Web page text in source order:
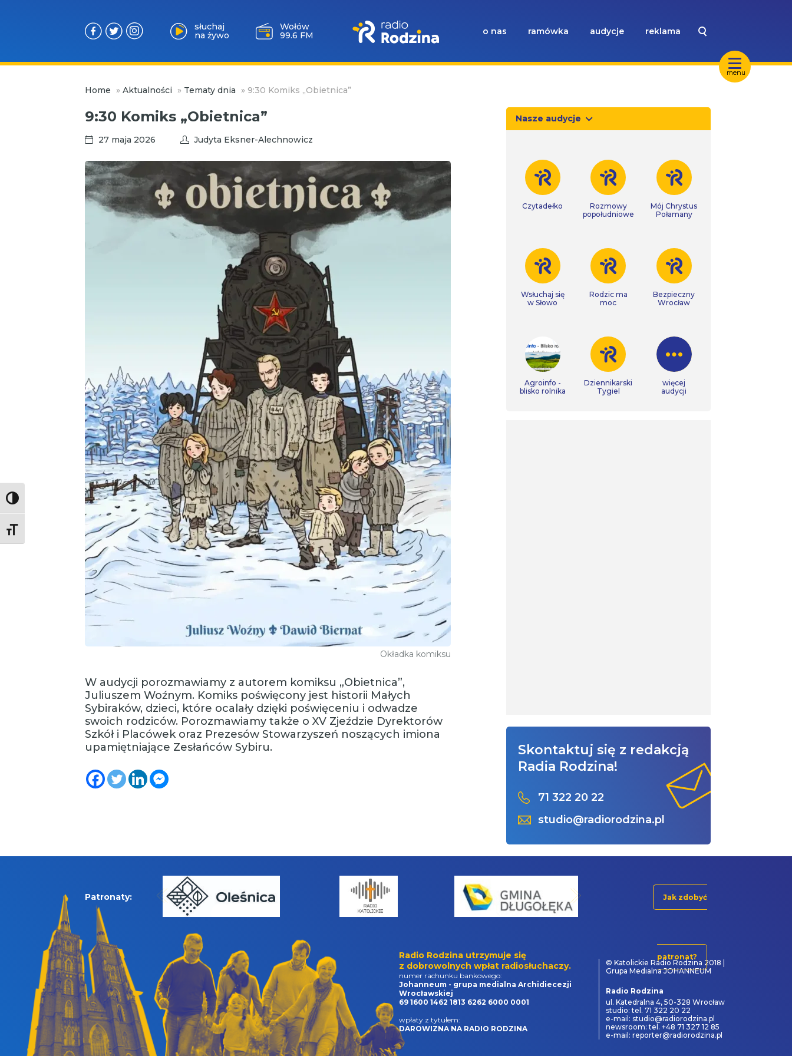
Toggle High Contrast
Toggle Font size
menu
słuchaj
na żywo
Wołów
99.6 FM
o nas ramówka audycje reklama
Home » Aktualności » Tematy dnia » 9:30 Komiks „Obietnica”
9:30 Komiks „Obietnica”
27 maja 2026 Judyta Eksner-Alechnowicz
Okładka komiksu
W audycji porozmawiamy z autorem komiksu „Obietnica”,
Juliuszem Woźnym. Komiks poświęcony jest historii Małych
Sybiraków, dzieci, które ocalały dzięki poświęceniu i odwadze
swoich rodziców. Porozmawiamy także o XV Zjeździe Dyrektorów
Szkół i Placówek oraz Prezesów Stowarzyszeń noszących imiona
upamiętniające Zesłańców Sybiru.
Nasze audycje
Czytadełko
Rozmowy
popołudniowe
Mój Chrystus
Połamany
Wsłuchaj się
w Słowo
Rodzic ma
moc
Bezpieczny
Wrocław
Agroinfo -
blisko rolnika
Dziennikarski
Tygiel
więcej
audycji
Skontaktuj się z redakcją
Radia Rodzina!
71 322 20 22
studio@radiorodzina.pl
Patronaty: Jak zdobyć
patronat?
Radio Rodzina utrzymuje się
z dobrowolnych wpłat radiosłuchaczy.
numer rachunku bankowego:
Johanneum - grupa medialna Archidiecezji
Wrocławskiej
69 1600 1462 1813 6262 6000 0001
wpłaty z tytułem:
DAROWIZNA NA RADIO RODZINA
© Katolickie Radio Rodzina 2018 |
Grupa Medialna JOHANNEUM
Radio Rodzina
ul. Katedralna 4, 50-328 Wrocław
studio: tel. 71 322 20 22
e-mail: studio@radiorodzina.pl
newsroom: tel. +48 71 327 12 85
e-mail: reporter@radiorodzina.pl